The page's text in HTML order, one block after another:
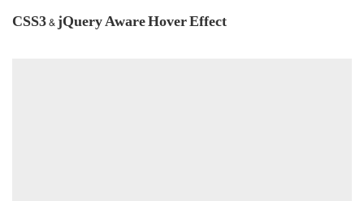
CSS3 & jQuery Aware Hover Effect